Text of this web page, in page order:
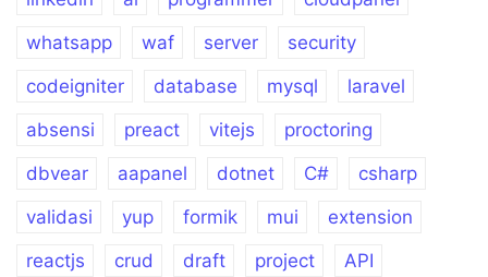
whatsapp
waf server
security
codeigniter
database mysql
laravel
absensi
preact vitejs
proctoring
dbvear
aapanel dotnet C#
csharp
validasi
yup formik mui
extension
reactjs
crud draft project
API